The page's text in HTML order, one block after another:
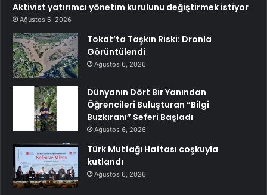
Aktivist yatırımcı yönetim kurulunu değiştirmek istiyor
Ağustos 6, 2026
Tokat’ta Taşkın Riski: Dronla
Görüntülendi
Ağustos 6, 2026
Dünyanın Dört Bir Yanından
Öğrencileri Buluşturan “Bilgi
Buzkıranı” Seferi Başladı
Ağustos 6, 2026
Türk Mutfağı Haftası coşkuyla
kutlandı
Ağustos 6, 2026